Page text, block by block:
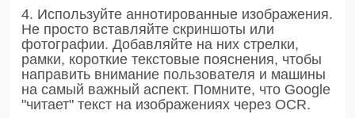
4. Используйте аннотированные изображения.
Не просто вставляйте скриншоты или
фотографии. Добавляйте на них стрелки,
рамки, короткие текстовые пояснения, чтобы
направить внимание пользователя и машины
на самый важный аспект. Помните, что Google
"читает" текст на изображениях через OCR.